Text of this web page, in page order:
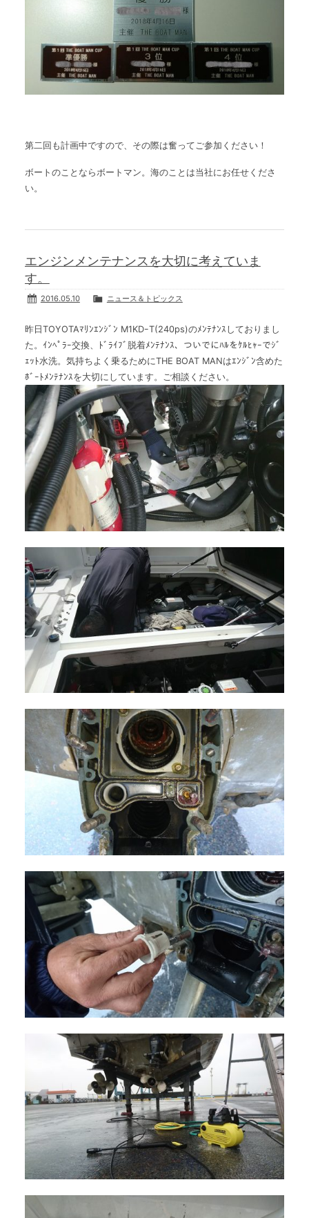
第二回も計画中ですので、その際は奮ってご参加ください！
ボートのことならボートマン。海のことは当社にお任せくださ
い。
エンジンメンテナンスを大切に考えていま
す。
2016.05.10 ニュース＆トピックス
昨日TOYOTAﾏﾘﾝｴﾝｼﾞﾝ M1KDｰT(240ps)のﾒﾝﾃﾅﾝｽしておりまし
た。ｲﾝﾍﾟﾗｰ交換、ﾄﾞﾗｲﾌﾞ脱着ﾒﾝﾃﾅﾝｽ、ついでにﾊﾙをｹﾙﾋｬｰでｼﾞ
ｪｯﾄ水洗。気持ちよく乗るためにTHE BOAT MANはｴﾝｼﾞﾝ含めた
ﾎﾞｰﾄﾒﾝﾃﾅﾝｽを大切にしています。ご相談ください。